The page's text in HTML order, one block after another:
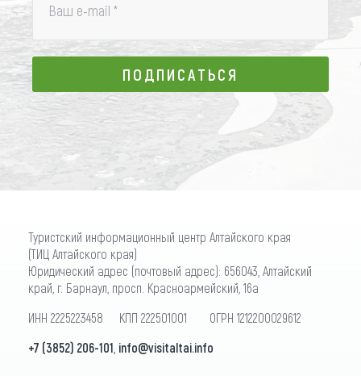
Ваш e-mail *
ПОДПИСАТЬСЯ
ПОДПИСАТЬСЯ
Туристский информационный центр Алтайского края
(ТИЦ Алтайского края)
Юридический адрес (почтовый адрес): 656043, Алтайский
край, г. Барнаул, просп. Красноармейский, 16а
ИНН 2225223458 КПП 222501001 ОГРН 1212200029612
+7 (3852) 206-101 info@visitaltai.info